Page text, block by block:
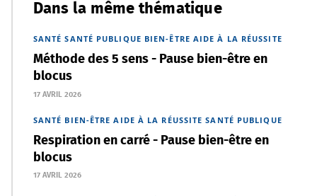
Dans la même thématique
SANTÉ SANTÉ PUBLIQUE BIEN-ÊTRE AIDE À LA RÉUSSITE
Méthode des 5 sens - Pause bien-être en
blocus
17 AVRIL 2026
SANTÉ BIEN-ÊTRE AIDE À LA RÉUSSITE SANTÉ PUBLIQUE
Respiration en carré - Pause bien-être en
blocus
17 AVRIL 2026